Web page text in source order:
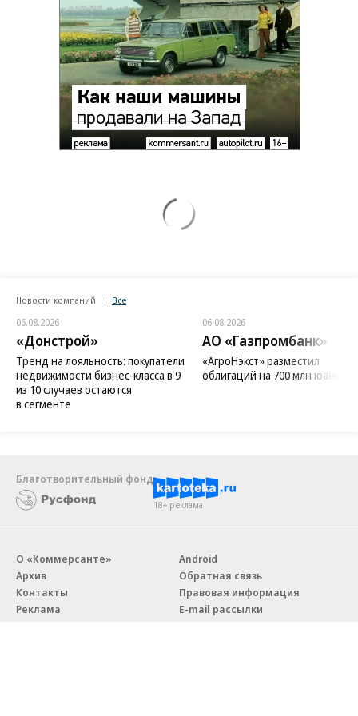
Новости компаний Все
06.08.2026
«Донстрой»
Тренд на лояльность: покупатели
недвижимости бизнес-класса в 9
из 10 случаев остаются
в сегменте
06.08.2026
АО «Газпромбанк»
«АгроНэкст» разместил
облигаций на 700 млн юаней
Благотворительный фонд
18+ реклама
О «Коммерсанте»
Архив
Контакты
Реклама
Android
Обратная связь
Правовая информация
E-mail рассылки